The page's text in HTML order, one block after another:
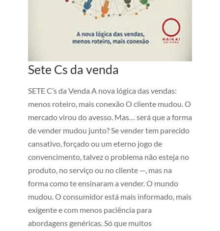
Sete Cs da venda
SETE C’s da Venda A nova lógica das vendas:
menos roteiro, mais conexão O cliente mudou. O
mercado virou do avesso. Mas… será que a forma
de vender mudou junto? Se vender tem parecido
cansativo, forçado ou um eterno jogo de
convencimento, talvez o problema não esteja no
produto, no serviço ou no cliente —, mas na
forma como te ensinaram a vender. O mundo
mudou. O consumidor está mais informado, mais
exigente e com menos paciência para
abordagens genéricas. Só que muitos